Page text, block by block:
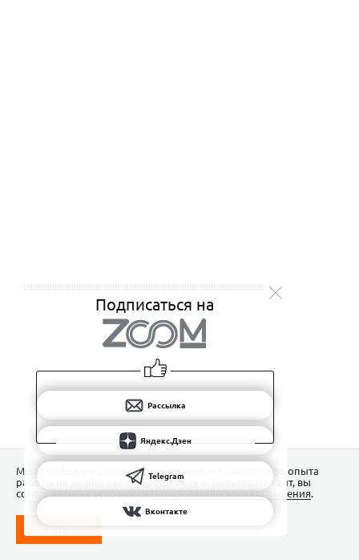
Подписаться на
Рассылка
Яндекс.Дзен
Telegram
Вконтакте
Мы используем Сookies для обеспечения наилучшего опыта
работы на нашем сайте. Продолжая использовать сайт, вы
соглашаетесь с условиямиПользовательского соглашения.
ПОНЯТНО